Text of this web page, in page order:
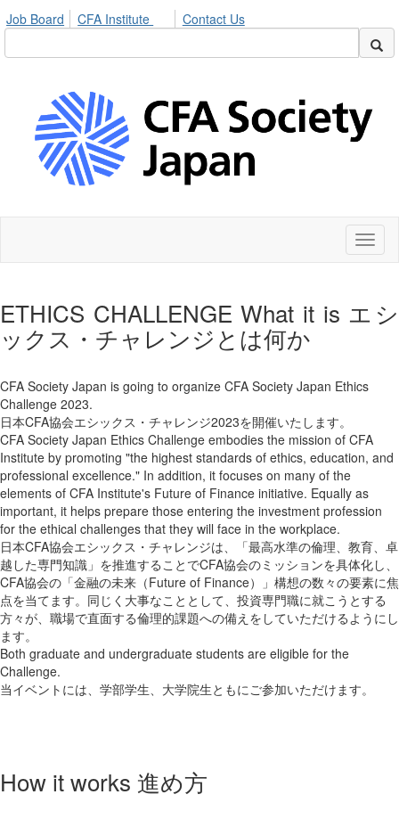
Job Board CFA Institute Contact Us
ETHICS CHALLENGE What it is エシ
ックス・チャレンジとは何か
CFA Society Japan is going to organize CFA Society Japan Ethics
Challenge 2023.
日本CFA協会エシックス・チャレンジ2023を開催いたします。
CFA Society Japan Ethics Challenge embodies the mission of CFA
Institute by promoting "the highest standards of ethics, education, and
professional excellence." In addition, it focuses on many of the
elements of CFA Institute's Future of Finance initiative. Equally as
important, it helps prepare those entering the investment profession
for the ethical challenges that they will face in the workplace.
日本CFA協会エシックス・チャレンジは、「最高水準の倫理、教育、卓
越した専門知識」を推進することでCFA協会のミッションを具体化し、
CFA協会の「金融の未来（Future of Finance）」構想の数々の要素に焦
点を当てます。同じく大事なこととして、投資専門職に就こうとする
方々が、職場で直面する倫理的課題への備えをしていただけるようにし
ます。
Both graduate and undergraduate students are eligible for the
Challenge.
当イベントには、学部学生、大学院生ともにご参加いただけます。
How it works 進め方